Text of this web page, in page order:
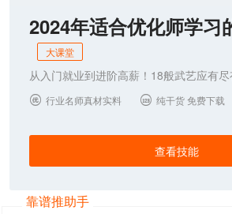
2024年适合优化师学习
大课堂
从入门就业到进阶高薪！18般武艺应有尽
 行业名师真材实料  纯干货 免费下载
查看技能
靠谱推助手